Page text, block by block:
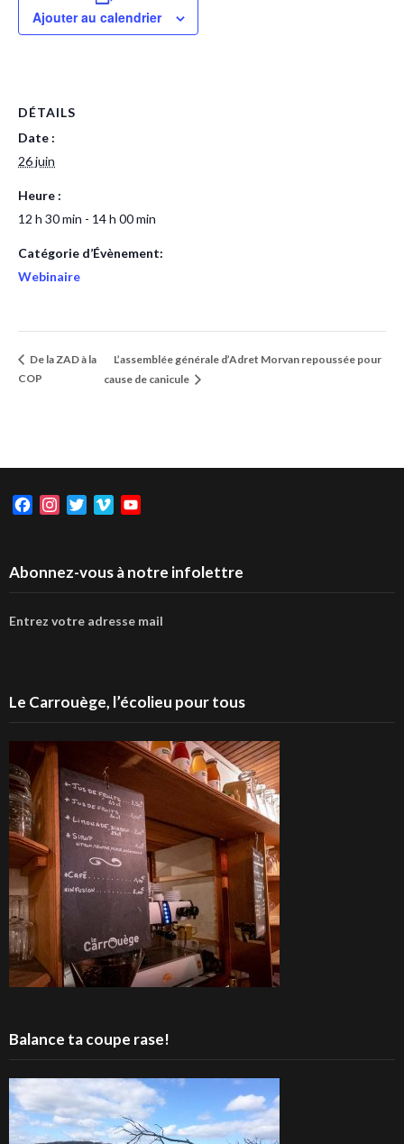
Ajouter au calendrier
DÉTAILS
Date :
26 juin
Heure :
12 h 30 min - 14 h 00 min
Catégorie d’Évènement:
Webinaire
De la ZAD à la
COP
L’assemblée générale d’Adret Morvan repoussée pour
cause de canicule
FacebookInstagramTwitterVimeo
Abonnez-vous à notre infolettre
Entrez votre adresse mail
Le Carrouège, l’écolieu pour tous
Balance ta coupe rase!